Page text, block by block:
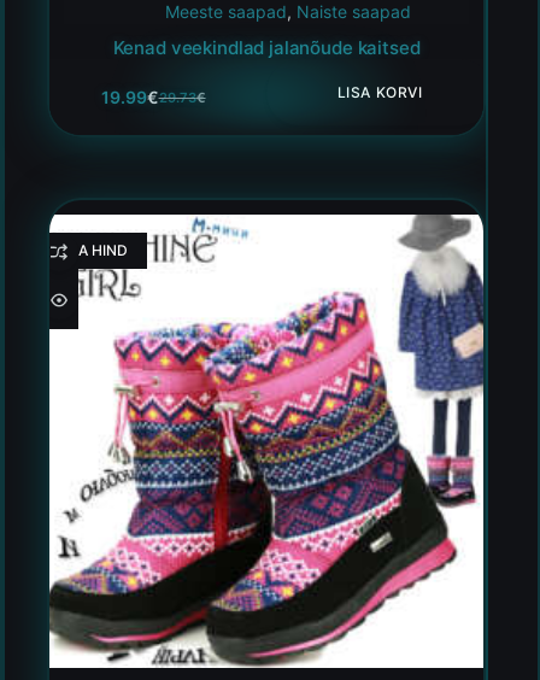
Meeste saapad, Naiste saapad
Kenad veekindlad jalanõude kaitsed
29.73€
19.99€ LISA KORVI
HEA HIND